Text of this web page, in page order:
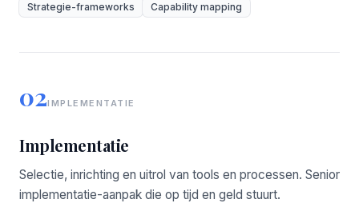
Strategie-frameworks Capability mapping
02IMPLEMENTATIE
Implementatie
Selectie, inrichting en uitrol van tools en processen. Senior
implementatie-aanpak die op tijd en geld stuurt.